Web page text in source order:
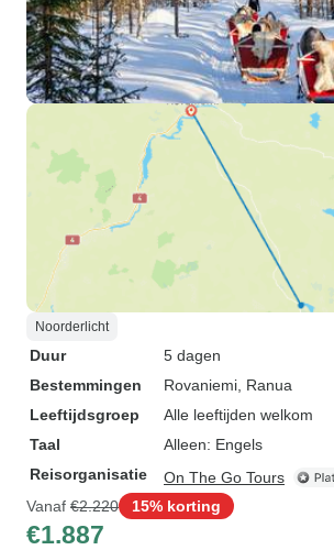
Noorderlicht
Duur
5 dagen
Bestemmingen
Rovaniemi , Ranua
Leeftijdsgroep
Alle leeftijden welkom
Taal
Alleen: Engels
Reisorganisatie
On The Go Tours
Vanaf €2.220 15% korting
€1.887